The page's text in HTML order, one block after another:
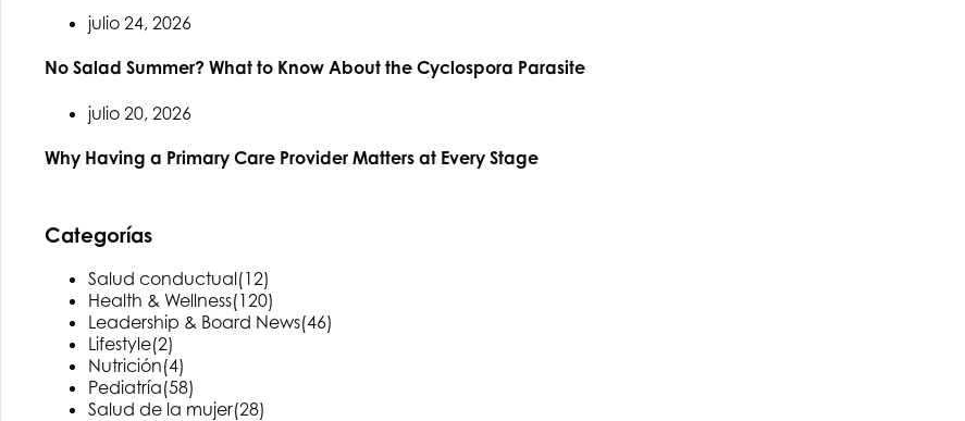
julio 24, 2026
No Salad Summer? What to Know About the Cyclospora Parasite
julio 20, 2026
Why Having a Primary Care Provider Matters at Every Stage
Categorías
Salud conductual(12)
Health & Wellness(120)
Leadership & Board News(46)
Lifestyle(2)
Nutrición(4)
Pediatría(58)
Salud de la mujer(28)